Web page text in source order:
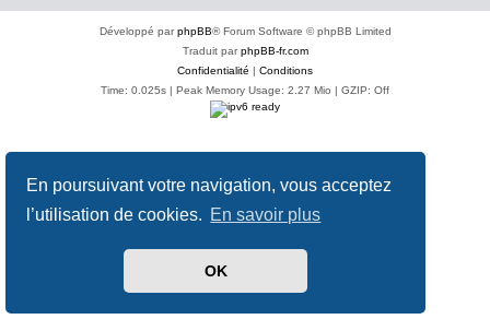
En poursuivant votre navigation, vous acceptez
l’utilisation de cookies. En savoir plus
OK
Développé parphpBB® Forum Software © phpBB Limited
Traduit parphpBB-fr.com
Confidentialité | Conditions
Time: 0.025s | Peak Memory Usage: 2.27 Mio | GZIP: Off